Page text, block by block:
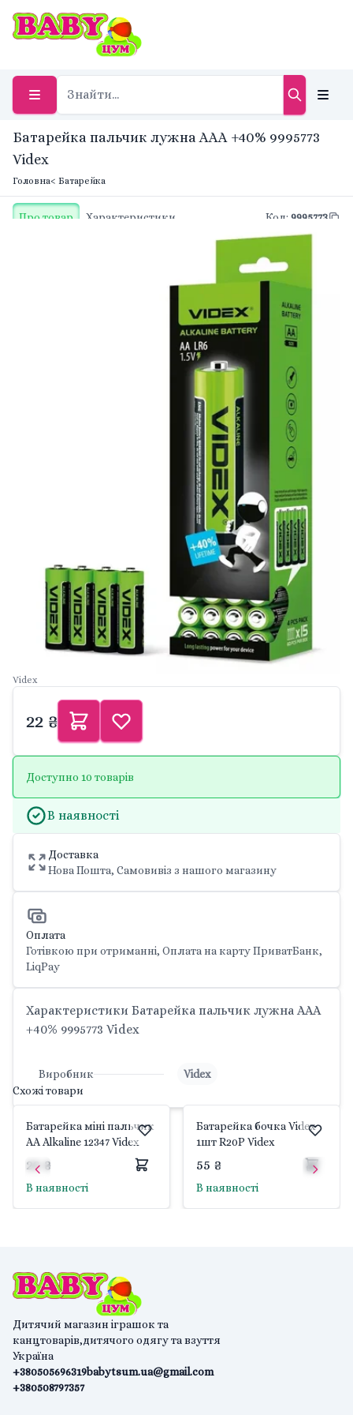
Батарейка пальчик лужна AAA +40% 9995773
Videx
Головна< Батарейка
Про товар Характеристики Код: 9995773
Videx
22 ₴
Доступно 10 товарів
В наявності
Доставка
Нова Пошта, Самовивіз з нашого магазину
Оплата
Готівкою при отриманні, Оплата на карту ПриватБанк,
LiqPay
Характеристики Батарейка пальчик лужна AAA
+40% 9995773 Videx
Виробник
Videx
Схожі товари
Батарейка міні пальчик
AA Alkaline 12347 Videx
22 ₴
В наявності
Батарейка бочка Videx
1шт R20P Videx
55 ₴
В наявності
Дитячий магазин іграшок та
канцтоварів,дитячого одягу та взуття
Україна
+380505696319
+380508797357
babytsum.ua@gmail.com